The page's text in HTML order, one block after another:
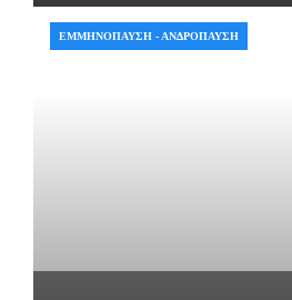
ΕΜΜΗΝΌΠΑΥΣΗ - ΑΝΔΡΌΠΑΥΣΗ